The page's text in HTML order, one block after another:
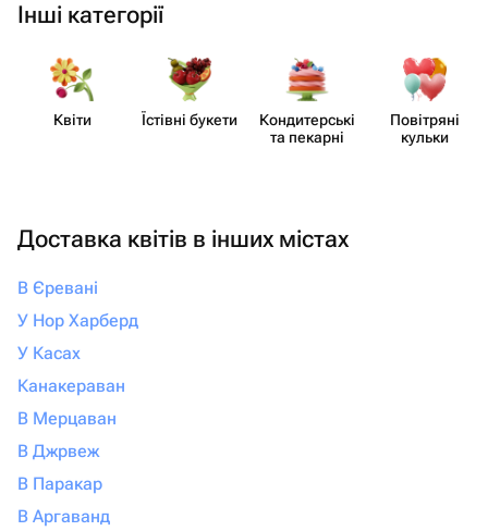
Інші категорії
Квіти Їстівні букети
Кондит​ерські
та пекарні
Повітряні
кульки
Доставка квітів в інших містах
В Єревані
У Нор Харберд
У Касах
Канакераван
В Мерцаван
В Джрвеж
В Паракар
В Аргаванд